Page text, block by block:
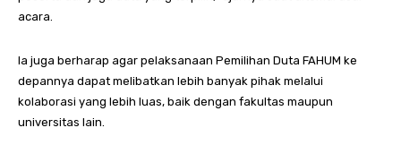
acara.
Ia juga berharap agar pelaksanaan Pemilihan Duta FAHUM ke
depannya dapat melibatkan lebih banyak pihak melalui
kolaborasi yang lebih luas, baik dengan fakultas maupun
universitas lain.